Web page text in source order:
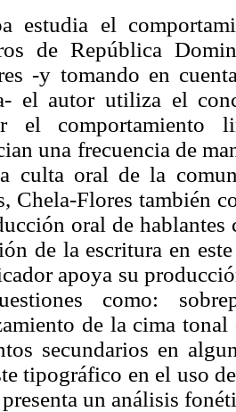
estudia el
de República
-y tomando en
el autor utiliza el
el comportamiento
una frecuencia de
culta oral de la
Chela-Flores también
oral de
de la escritura en
apoya su
como:
de la cima
secundarios en
tipográfico en el uso
un análisis